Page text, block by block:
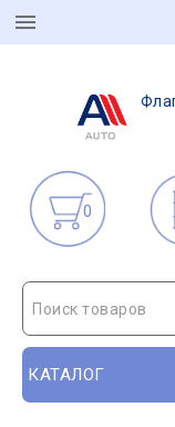
0
Поиск товаров
КАТАЛОГ